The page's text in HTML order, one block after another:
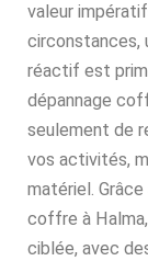
valeur
circonstances,
réactif est
dépannage
seulement de
vos activités,
matériel. Grâce
coffre à
ciblée, avec